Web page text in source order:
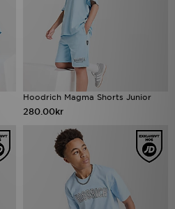
Hoodrich Magma Shorts Junior
280.00kr